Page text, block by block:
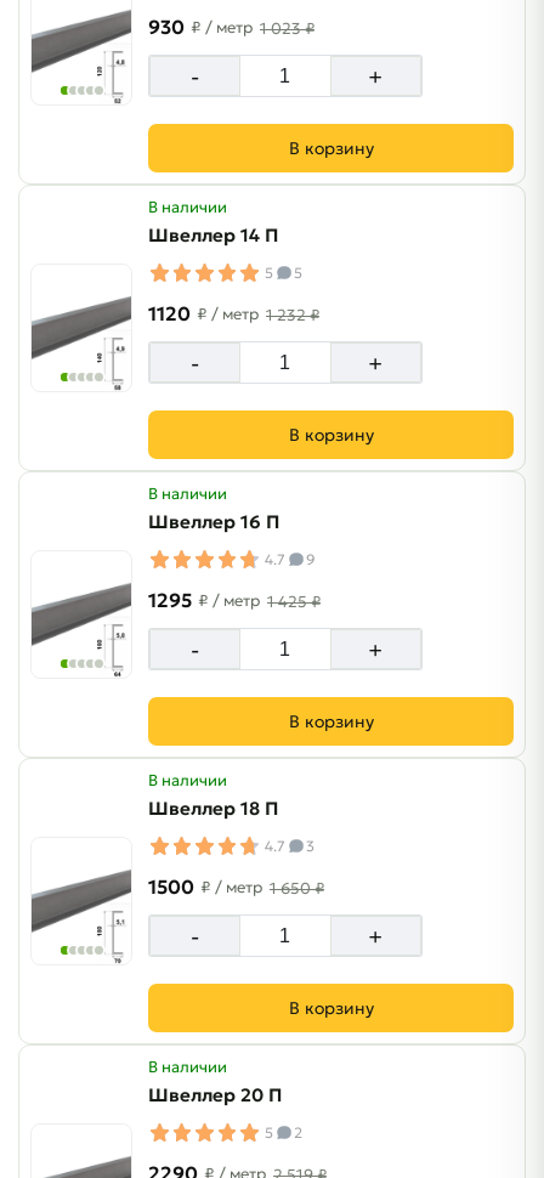
930 ₽ / метр 1 023 ₽
- +
В корзину
В наличии
Швеллер 14 П
5 5
1120 ₽ / метр 1 232 ₽
- +
В корзину
В наличии
Швеллер 16 П
4.7 9
1295 ₽ / метр 1 425 ₽
- +
В корзину
В наличии
Швеллер 18 П
4.7 3
1500 ₽ / метр 1 650 ₽
- +
В корзину
В наличии
Швеллер 20 П
5 2
2290 ₽ / метр